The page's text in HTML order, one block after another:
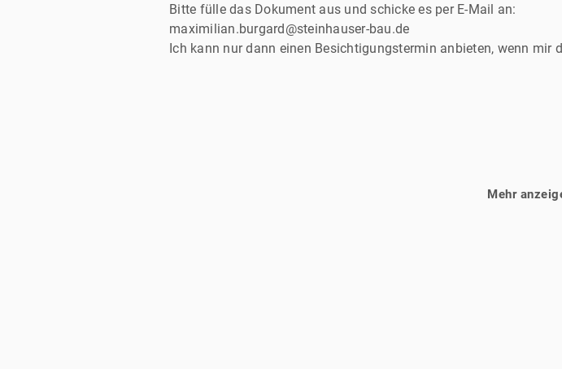
Bitte fülle das Dokument aus und schicke es per E-Mail an:
maximilian.burgard@steinhauser-bau.de
Ich kann nur dann einen Besichtigungstermin anbieten, wenn
Mehr